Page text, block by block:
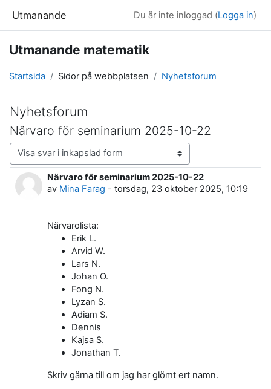
Utmanande Du är inte inloggad (Logga in)
Utmanande matematik
Startsida Sidor på webbplatsen Nyhetsforum
Nyhetsforum
Närvaro för seminarium 2025-10-22
Visningsläge
Närvaro för seminarium 2025-10-22
av Mina Farag - torsdag, 23 oktober 2025, 10:19
Antal svar: 0
Närvarolista:
Erik L.
Arvid W.
Lars N.
Johan O.
Fong N.
Lyzan S.
Adiam S.
Dennis
Kajsa S.
Jonathan T.
Skriv gärna till om jag har glömt ert namn.